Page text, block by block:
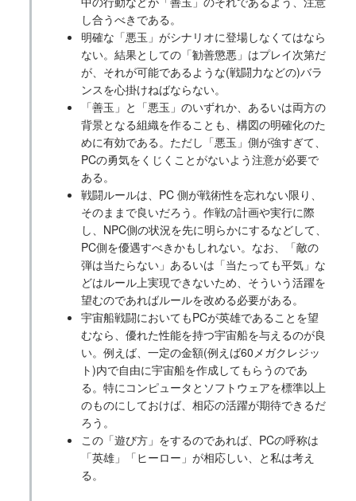
し合うべきである。
明確な「悪玉」がシナリオに登場しなくてはなら
ない。結果としての「勧善懲悪」はプレイ次第だ
が、それが可能であるような(戦闘力などの)バラ
ンスを心掛けねばならない。
「善玉」と「悪玉」のいずれか、あるいは両方の
背景となる組織を作ることも、構図の明確化のた
めに有効である。ただし「悪玉」側が強すぎて、
PCの勇気をくじくことがないよう注意が必要で
ある。
戦闘ルールは、PC 側が戦術性を忘れない限り、
そのままで良いだろう。作戦の計画や実行に際
し、NPC側の状況を先に明らかにするなどして、
PC側を優遇すべきかもしれない。なお、「敵の
弾は当たらない」あるいは「当たっても平気」な
どはルール上実現できないため、そういう活躍を
望むのであればルールを改める必要がある。
宇宙船戦闘においてもPCが英雄であることを望
むなら、優れた性能を持つ宇宙船を与えるのが良
い。例えば、一定の金額(例えば60メガクレジッ
ト)内で自由に宇宙船を作成してもらうのであ
る。特にコンピュータとソフトウェアを標準以上
のものにしておけば、相応の活躍が期待できるだ
ろう。
この「遊び方」をするのであれば、PCの呼称は
「英雄」「ヒーロー」が相応しい、と私は考え
る。